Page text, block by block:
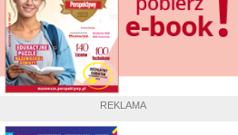
REKLAMA